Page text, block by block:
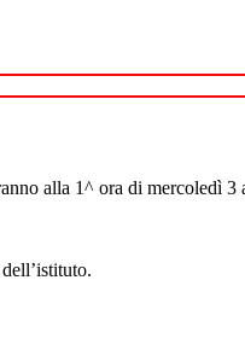
alla 1^ ora di mercoledì 3